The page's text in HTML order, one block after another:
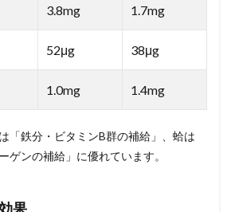
3.8mg 1.7mg
52μg 38μg
1.0mg 1.4mg
「鉄分・ビタミンB群の補給」、蛤は
ゲンの補給」に優れています。
果